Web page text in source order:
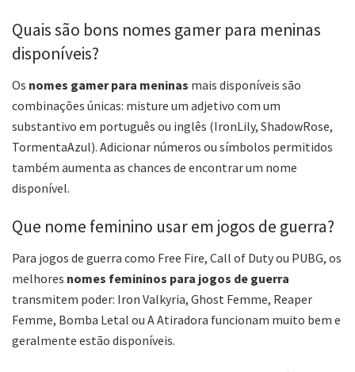
Quais são bons nomes gamer para meninas
disponíveis?
Os nomes gamer para meninas mais disponíveis são
combinações únicas: misture um adjetivo com um
substantivo em português ou inglês (IronLily, ShadowRose,
TormentaAzul). Adicionar números ou símbolos permitidos
também aumenta as chances de encontrar um nome
disponível.
Que nome feminino usar em jogos de guerra?
Para jogos de guerra como Free Fire, Call of Duty ou PUBG, os
melhores nomes femininos para jogos de guerra
transmitem poder: Iron Valkyria, Ghost Femme, Reaper
Femme, Bomba Letal ou A Atiradora funcionam muito bem e
geralmente estão disponíveis.